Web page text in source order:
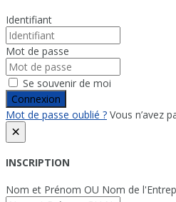
Identifiant
Mot de passe
Se souvenir de moi
Connexion
Mot de passe oublié ? Vous n’avez
×
INSCRIPTION
Nom et Prénom OU Nom de